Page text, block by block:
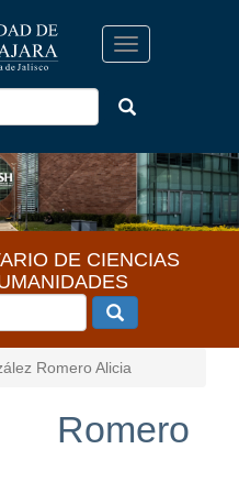
Toggle
navigation
DE CIENCIAS
Romero Alicia
Romero